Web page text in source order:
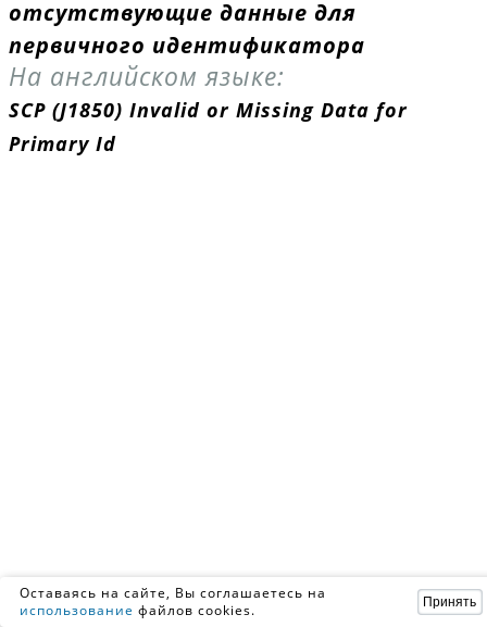
отсутствующие данные для
первичного идентификатора
На английском языке:
SCP (J1850) Invalid or Missing Data for
Primary Id
Оставаясь на сайте, Вы соглашаетесь на
использование файлов cookies. Принять